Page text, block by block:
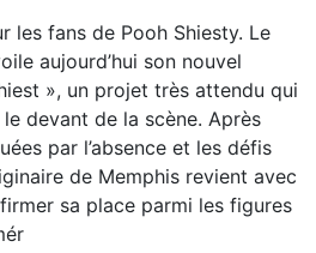
les fans de Pooh Shiesty. Le
aujourd’hui son nouvel
», un projet très attendu qui
devant de la scène. Après
par l’absence et les défis
de Memphis revient avec
sa place parmi les figures